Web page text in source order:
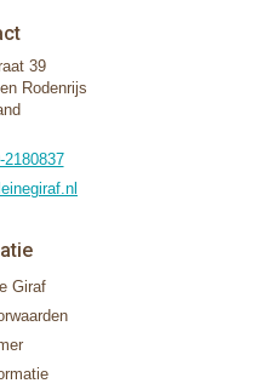
39
Rodenrijs
2180837
Giraf